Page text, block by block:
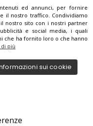
riservati.
ed annunci, per fornire
il nostro traffico. Condividiamo
nostro sito con i nostri partner
e social media, i quali
che ha fornito loro o che hanno
di più
sui cookie